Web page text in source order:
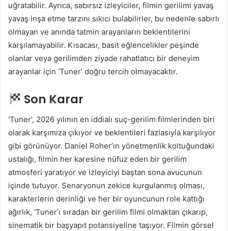
uğratabilir. Ayrıca, sabırsız izleyiciler, filmin gerilimi yavaş
yavaş inşa etme tarzını sıkıcı bulabilirler, bu nedenle sabırlı
olmayan ve anında tatmin arayanların beklentilerini
karşılamayabilir. Kısacası, basit eğlencelikler peşinde
olanlar veya gerilimden ziyade rahatlatıcı bir deneyim
arayanlar için ‘Tuner’ doğru tercih olmayacaktır.
Son Karar
‘Tuner’, 2026 yılının en iddialı suç-gerilim filmlerinden biri
olarak karşımıza çıkıyor ve beklentileri fazlasıyla karşılıyor
gibi görünüyor. Daniel Roher’ın yönetmenlik koltuğundaki
ustalığı, filmin her karesine nüfuz eden bir gerilim
atmosferi yaratıyor ve izleyiciyi baştan sona avucunun
içinde tutuyor. Senaryonun zekice kurgulanmış olması,
karakterlerin derinliği ve her bir oyuncunun role kattığı
ağırlık, ‘Tuner’ı sıradan bir gerilim filmi olmaktan çıkarıp,
sinematik bir başyapıt potansiyeline taşıyor. Filmin görsel